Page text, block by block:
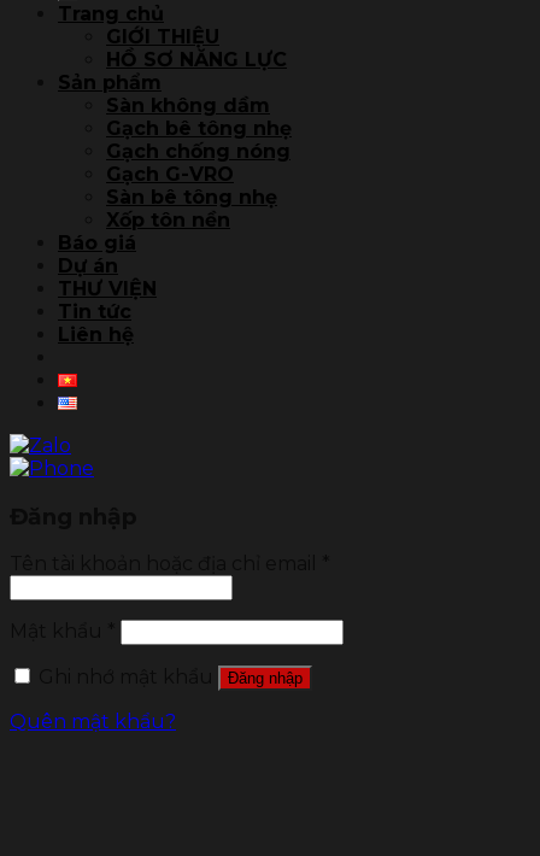
Trang chủ
GIỚI THIỆU
HỒ SƠ NĂNG LỰC
Sản phẩm
Sàn không dầm
Gạch bê tông nhẹ
Gạch chống nóng
Gạch G-VRO
Sàn bê tông nhẹ
Xốp tôn nền
Báo giá
Dự án
THƯ VIỆN
Tin tức
Liên hệ
Đăng nhập
Quên mật khẩu?